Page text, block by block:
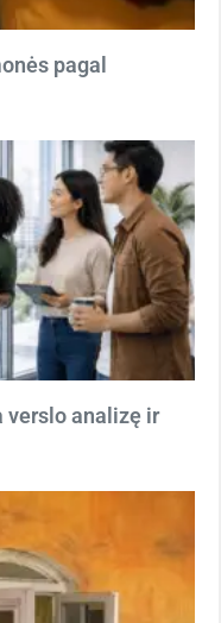
pagal
analizę ir